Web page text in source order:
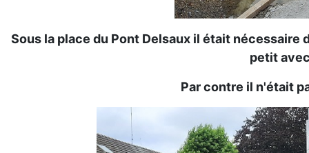
Sous la place du Pont Delsaux il était nécessaire
petit
Par contre il n'était